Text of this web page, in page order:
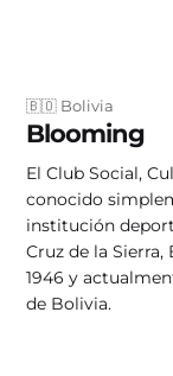
🇧🇴 Bolivia
Blooming
El Club Social,
conocido
institución
Cruz de la
1946 y
de Bolivia.